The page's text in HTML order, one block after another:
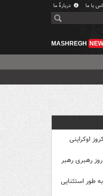
با ما دربارهٔ ما
MASHREGH
اوکراینی
۶ دستاورد بزرگ ایران در ۱۶۰ روز رهبری رهبر
طور استثنایی